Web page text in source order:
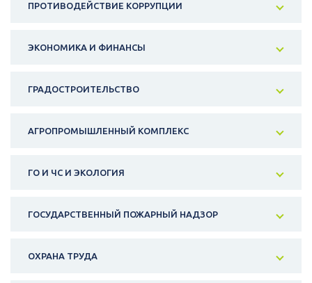
ПРОТИВОДЕЙСТВИЕ КОРРУПЦИИ
ЭКОНОМИКА И ФИНАНСЫ
ГРАДОСТРОИТЕЛЬСТВО
АГРОПРОМЫШЛЕННЫЙ КОМПЛЕКС
ГО И ЧС И ЭКОЛОГИЯ
ГОСУДАРСТВЕННЫЙ ПОЖАРНЫЙ НАДЗОР
ОХРАНА ТРУДА